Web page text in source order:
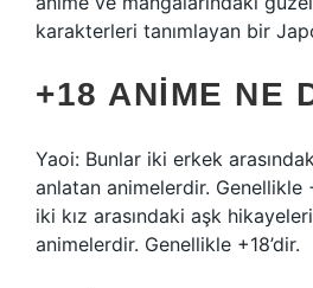
karakterleri tanımlayan bir
+18 ANIME NE
Yaoi: Bunlar iki erkek
anlatan animelerdir. Genellikle
iki kız arasındaki aşk
animelerdir. Genellikle +18’dir.